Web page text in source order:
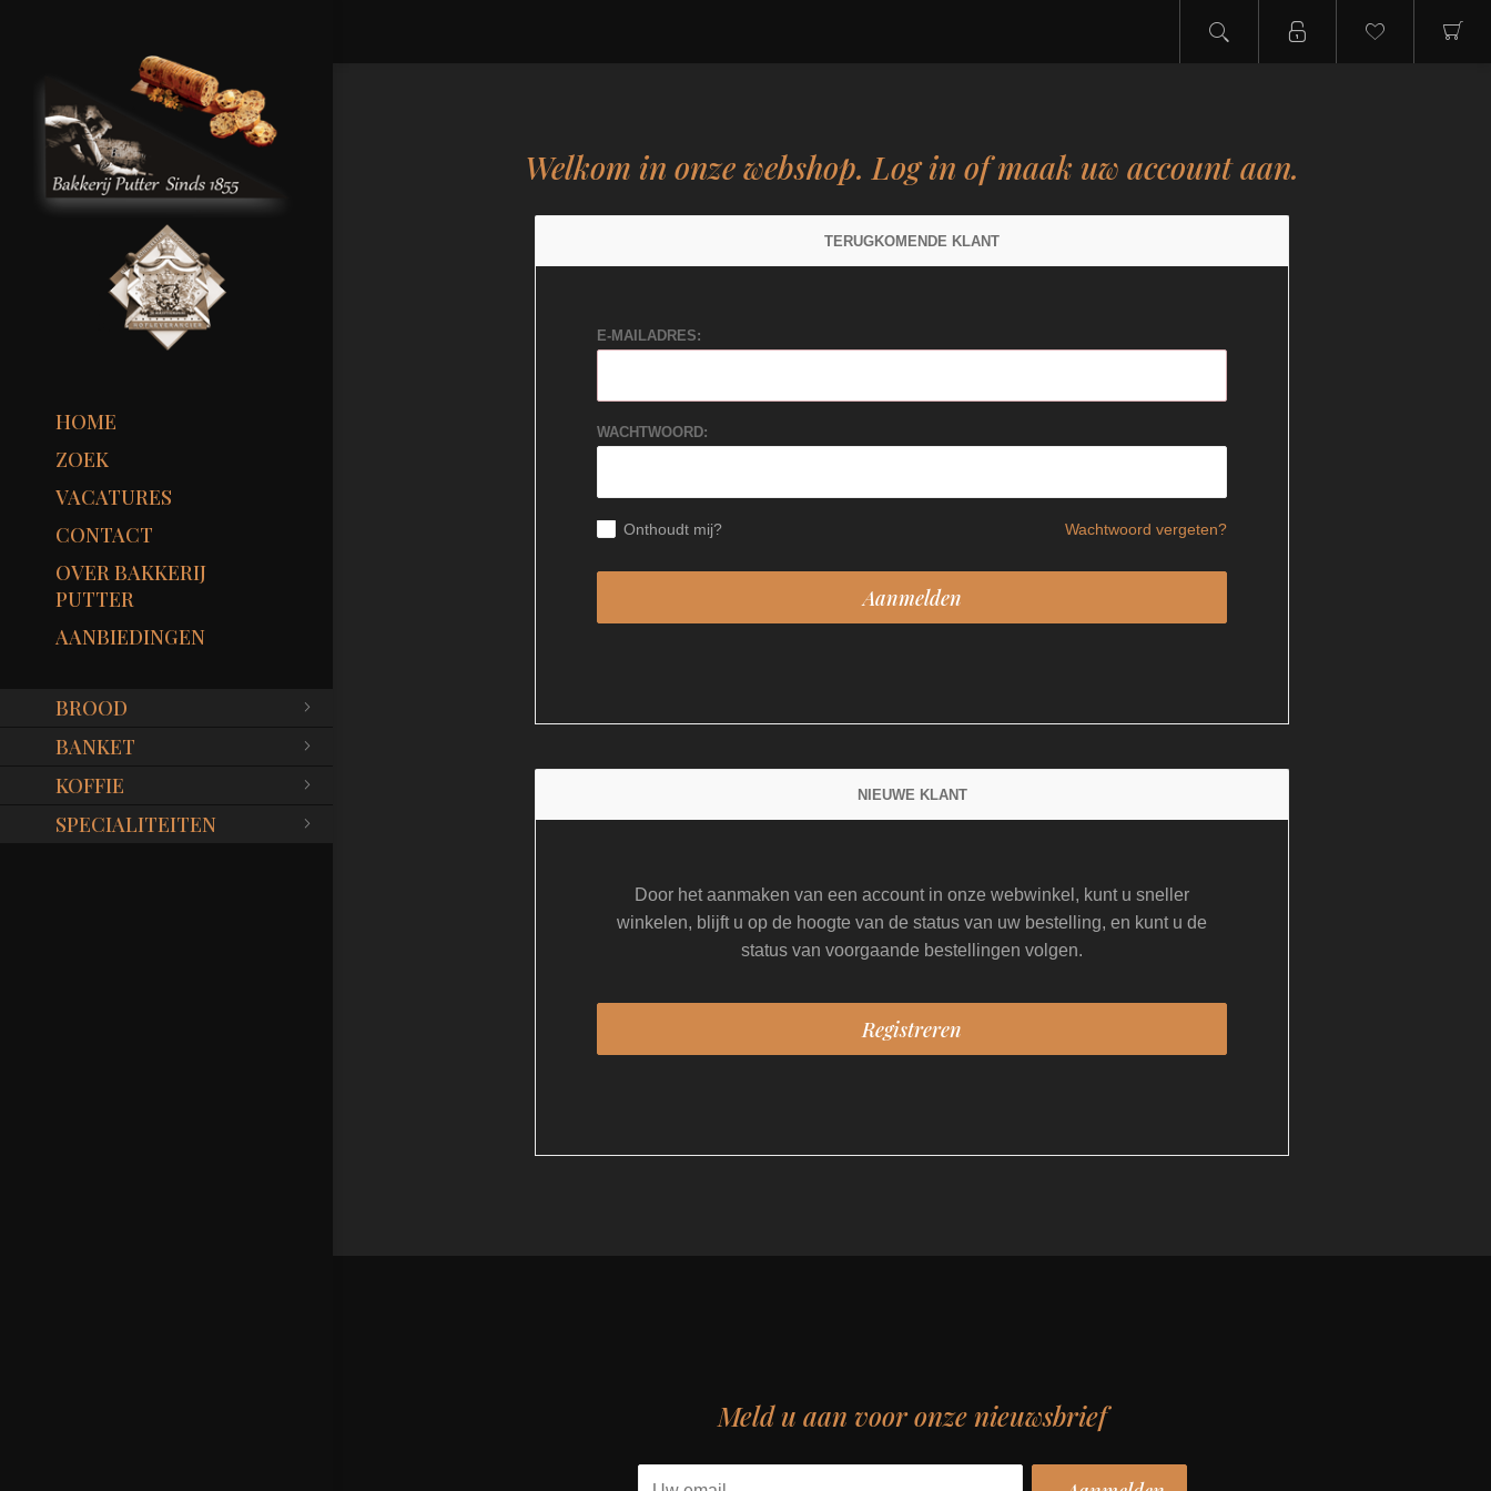
HOME
ZOEK
VACATURES
CONTACT
OVER BAKKERIJ
PUTTER
AANBIEDINGEN
BROOD
BANKET
KOFFIE
SPECIALITEITEN
Welkom in onze webshop. Log in of maak uw account aan.
TERUGKOMENDE KLANT
E-MAILADRES:
WACHTWOORD:
Onthoudt mij? Wachtwoord vergeten?
NIEUWE KLANT
Door het aanmaken van een account in onze webwinkel, kunt u sneller
winkelen, blijft u op de hoogte van de status van uw bestelling, en kunt u de
status van voorgaande bestellingen volgen.
Meld u aan voor onze nieuwsbrief